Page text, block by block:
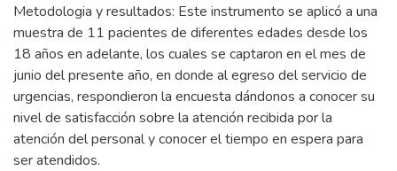
Metodologia y resultados: Este instrumento se aplicó a una
muestra de 11 pacientes de diferentes edades desde los
18 años en adelante, los cuales se captaron en el mes de
junio del presente año, en donde al egreso del servicio de
urgencias, respondieron la encuesta dándonos a conocer su
nivel de satisfacción sobre la atención recibida por la
atención del personal y conocer el tiempo en espera para
ser atendidos.